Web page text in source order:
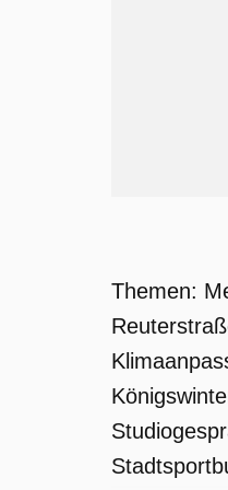
Themen: